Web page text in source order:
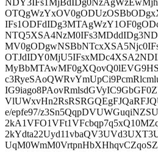
e/epfe97/